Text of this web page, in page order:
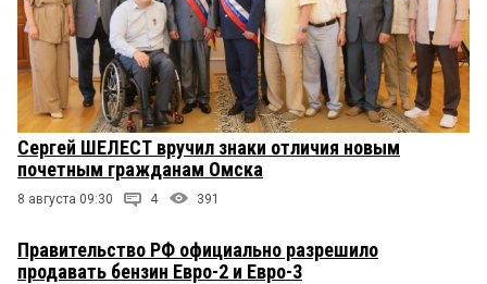
Сергей ШЕЛЕСТ вручил знаки отличия новым
почетным гражданам Омска
8 августа 09:30 4 391
Правительство РФ официально разрешило
продавать бензин Евро-2 и Евро-3